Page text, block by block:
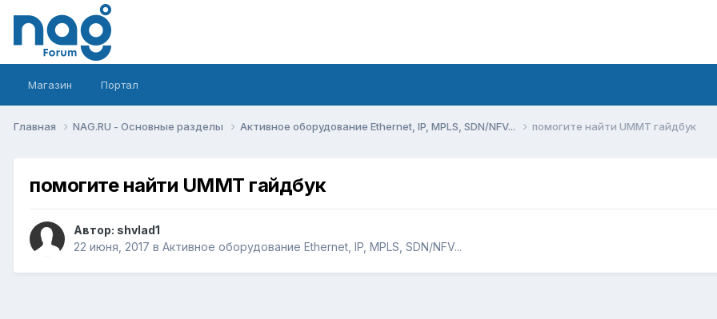
Магазин Портал
Главная NAG.RU - Основные разделы Активное оборудование Ethernet, IP, MPLS, SDN/NFV... помогите найти UMMT гайдбук
помогите найти UMMT гайдбук
Автор: shvlad1
22 июня, 2017 в Активное оборудование Ethernet, IP, MPLS, SDN/NFV...